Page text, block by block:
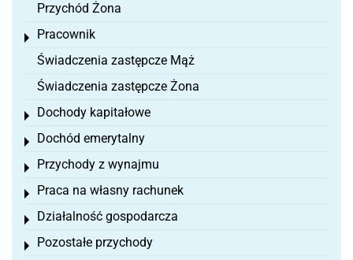
Przychód Żona
Pracownik
Toggle menu
Świadczenia zastępcze Mąż
Świadczenia zastępcze Żona
Dochody kapitałowe
Toggle menu
Dochód emerytalny
Toggle menu
Przychody z wynajmu
Toggle menu
Praca na własny rachunek
Toggle menu
Działalność gospodarcza
Toggle menu
Pozostałe przychody
Toggle menu